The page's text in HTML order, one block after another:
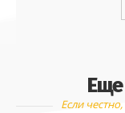
Еще
Если